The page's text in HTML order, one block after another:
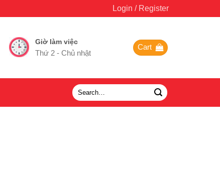
Login / Register
Giờ làm việc
Thứ 2 - Chủ nhật
Cart
Search
for: